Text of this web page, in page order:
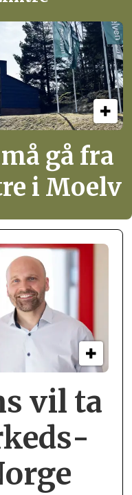
gå fra
i Moelv
vil ta